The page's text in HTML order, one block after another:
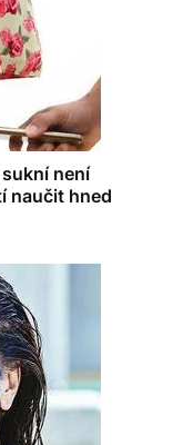
není
naučit hned